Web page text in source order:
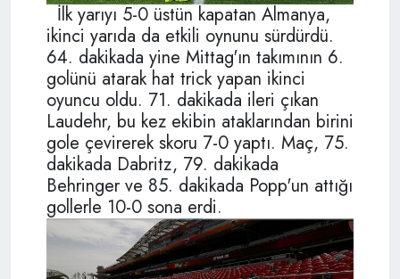
İlk yarıyı 5-0 üstün kapatan Almanya,
ikinci yarıda da etkili oynunu sürdürdü.
64. dakikada yine Mittag'ın takımının 6.
golünü atarak hat trick yapan ikinci
oyuncu oldu. 71. dakikada ileri çıkan
Laudehr, bu kez ekibin ataklarından birini
gole çevirerek skoru 7-0 yaptı. Maç, 75.
dakikada Dabritz, 79. dakikada
Behringer ve 85. dakikada Popp'un attığı
gollerle 10-0 sona erdi.